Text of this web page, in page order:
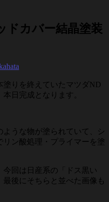
ドカバー結晶塗装
塗りを終えていたマツダND
日完成となります。
うな物が塗られていて、シ
リン酸処理・プライマーを塗
回は日産系の「ドス黒い
後にそちらと並べた画像も